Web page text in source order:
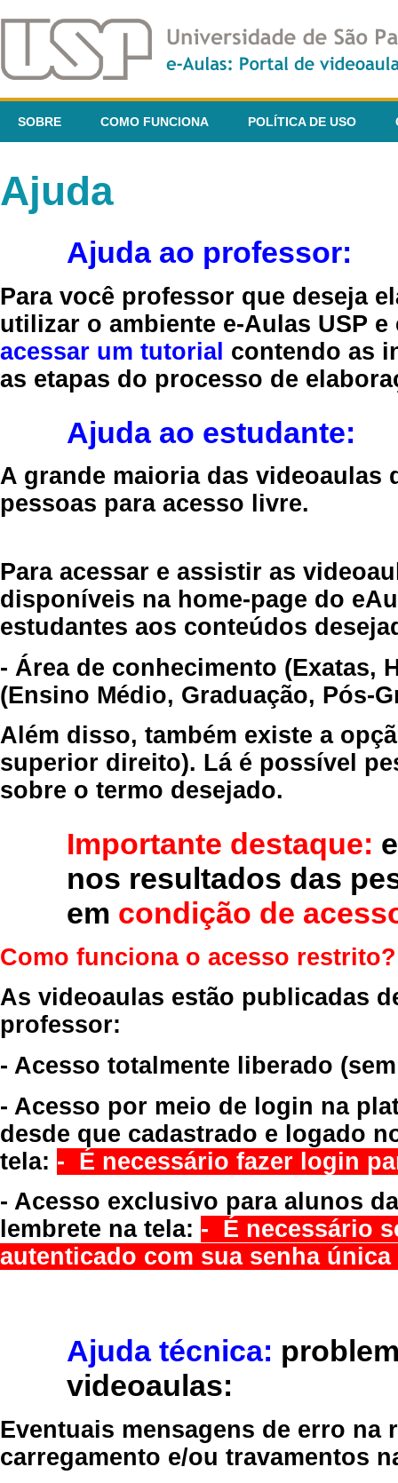
SOBRE COMO FUNCIONA POLÍTICA DE USO
Ajuda
Ajuda ao professor:
Para você professor que deseja
utilizar o ambiente e-Aulas USP
acessar um tutorial contendo as
as etapas do processo de
Ajuda ao estudante:
A grande maioria das videoaulas
pessoas para acesso livre.
Para acessar e assistir as
disponíveis na home-page do
estudantes aos conteúdos
- Área de conhecimento (Exatas,
(Ensino Médio, Graduação, Pós-
Além disso, também existe a
superior direito). Lá é possível
sobre o termo desejado.
Importante destaque:
nos resultados das
em condição de
Como funciona o acesso restrito?
As videoaulas estão publicadas
professor:
- Acesso totalmente liberado
- Acesso por meio de login na
desde que cadastrado e logado
tela: - É necessário fazer login
- Acesso exclusivo para alunos
lembrete na tela: - É necessário
autenticado com sua senha
Ajuda técnica:
videoaulas:
Eventuais mensagens de erro
carregamento e/ou travamentos